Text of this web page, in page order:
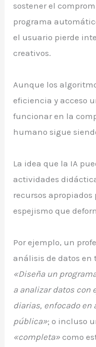
sostener el
programa
el usuario pierde
creativos.
Aunque los
eficiencia y acceso
funcionar en la
humano sigue
La idea que la IA
actividades
recursos apropiados
espejismo que
Por ejemplo, un
análisis de datos en
«Diseña un
a analizar datos con
diarias, enfocado
pública»; o incluso
«completa» como